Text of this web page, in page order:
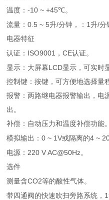
温度：-10 ~ +45℃。
流量：0.5 ~ 5升/分钟，： 1 升/分
电器特征
认证： ISO9001 ，CE认证。
显示：大屏幕LCD显示，可实时
控制键：按键，可方便地选择量
报警：两路继电器报警输出，电
出。
补偿：自动压力和温度补偿功能。
模拟输出：0 ~ 1V或隔离的4 ~
电源：220 V AC@50Hz。
选件
测量含CO2等的酸性气体。
带四通阀的快速吹扫旁路系统，